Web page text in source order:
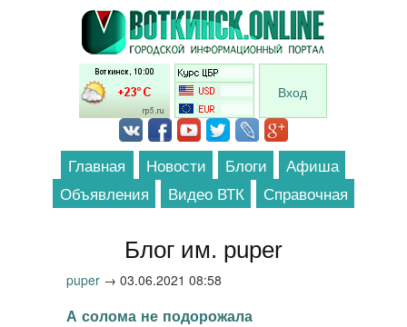
Перейти к основному содержанию
Вход
Главная Новости Блоги
Афиша
Объявления
Видео ВТК Справочная
Блог им. puper
puper → 03.06.2021 08:58
А солома не подорожала